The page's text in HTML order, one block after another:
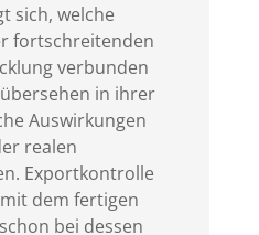
sich, welche
fortschreitenden
verbunden
in ihrer
Auswirkungen
realen
Exportkontrolle
dem fertigen
bei dessen